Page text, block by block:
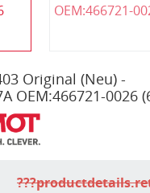
Original (Neu) -
OEM:466721-0026